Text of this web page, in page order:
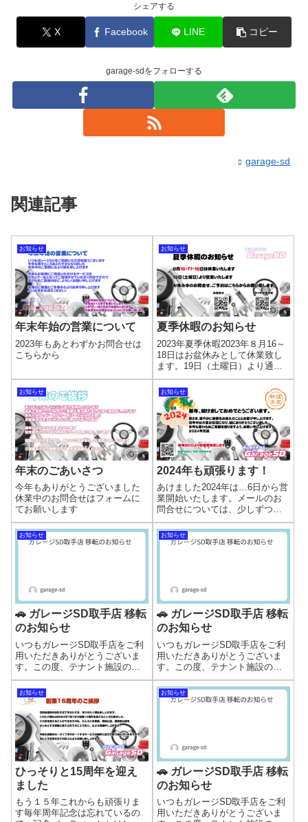
シェアする
X Facebook LINE コピー
garage-sdをフォローする
garage-sd
関連記事
お知らせ
年末年始の営業について
2023年もあとわずかお問合せは
こちらから
お知らせ
夏季休暇のお知らせ
2023年夏季休暇2023年８月16～
18日はお盆休みとして休業致し
ます。19日（土曜日）より通常
営業いたしますので、宜しくお
願い致します。
お知らせ
年末のごあいさつ
今年もありがとうございました
休業中のお問合せはフォームに
てお願いします
お知らせ
2024年も頑張ります！
あけました2024年は…6日から営
業開始いたします。メールのお
問合せについては、少しずつで
すが休み中にも返信いたします
ね('ω')ノお問合せはこちらタイヤ
や商品の直送ですが、５日まで
お知らせ
🚗 ガレージSD取手店 移転
のお知らせ
いつもガレージSD取手店をご利
用いただきありがとうございま
す。この度、テナント施設の老
朽化に伴い、現在の店舗（取手
市桑原775）から新店舗へ移転す
ることとなりました。【営業開
始時期についてのお知らせ】 現
在、当店代表者が体調不良のた
め、開店...
お知らせ
🚗 ガレージSD取手店 移転
のお知らせ
いつもガレージSD取手店をご利
用いただきありがとうございま
す。この度、テナント施設の老
朽化に伴い、現在の店舗（取手
市桑原775）から新店舗へ移転す
ることとなりました。📍 新店舗
お知らせ
ひっそりと15周年を迎え
ました
もう１５年これからも頑張りま
す毎年周年記念は忘れているの
お知らせ
🚗 ガレージSD取手店 移転
のお知らせ
いつもガレージSD取手店をご利
用いただきありがとうございま